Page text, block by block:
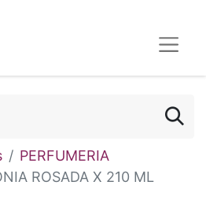
PERFUMERIA
ROSADA X 210 ML